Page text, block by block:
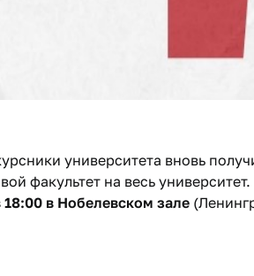
университета вновь
факультет на весь
18:00 в Нобелевском зале